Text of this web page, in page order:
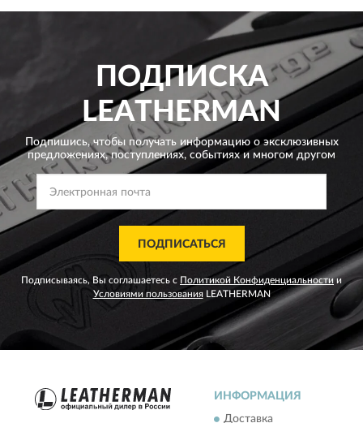
ПОДПИСКА
LEATHERMAN
Подпишись, чтобы получать информацию о эксклюзивных
предложениях,поступлениях, событиях и многом другом
ПОДПИСАТЬСЯ
Подписываясь, Вы соглашаетесь с Политикой Конфиденциальности и
Условиями пользованияLEATHERMAN
ИНФОРМАЦИЯ
Доставка